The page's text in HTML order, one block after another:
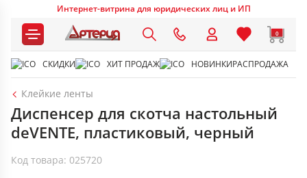
Интернет-витрина для юридических лиц и ИП
0
СКИДКИ ХИТ ПРОДАЖ НОВИНКИРАСПРОДАЖА
Клейкие ленты
Диспенсер для скотча настольный
deVENTE, пластиковый, черный
Код товара: 025720